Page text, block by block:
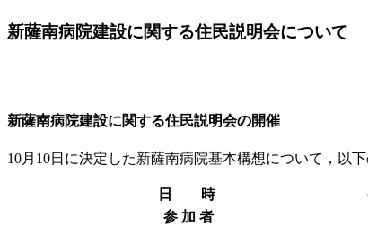
新薩南病院建設に関する住民説明会について
新薩南病院建設に関する住民説明会の開催
10月10日に決定した新薩南病院基本構想について，以
日 時
参 加 者